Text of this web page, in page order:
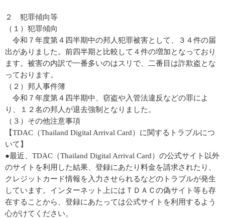
２ 犯罪傾向等
（１）犯罪傾向
令和７年度第４四半期中の邦人犯罪被害として、３４件の届
出がありました。前四半期と比較して４件の増加となっており
ます。被害の内訳で一番多いのはスリで、二番目は詐欺盗とな
っております。
（２）邦人事件簿
令和７年度第４四半期中、窃盗や入管法違反などの罪によ
り、１２名の邦人が退去強制となりました。
（３）その他注意事項
【TDAC（Thailand Digital Arrival Card）に関するトラブルにつ
いて】
●最近、TDAC（Thailand Digital Arrival Card）の公式サイト以外
のサイトを利用した結果、登録にあたり料金を請求されたり、
クレジットカード情報を入力させられるなどのトラブルが発生
しています。インターネット上にはＴＤＡＣの偽サイト等も存
在することから、登録にあたっては公式サイトを利用するよう
心がけてください。